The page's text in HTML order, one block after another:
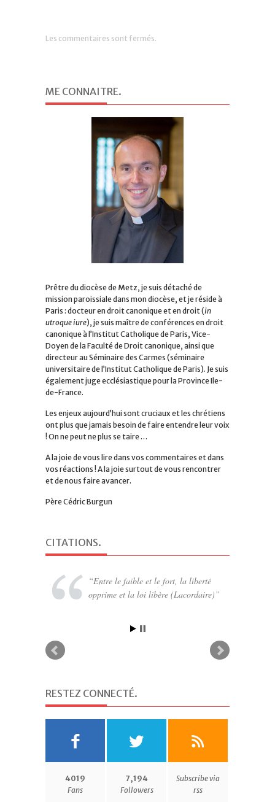
Les commentaires sont fermés.
ME CONNAITRE.
Prêtre du diocèse de Metz, je suis détaché de
mission paroissiale dans mon diocèse, et je réside à
Paris : docteur en droit canonique et en droit (in
utroque iure), je suis maître de conférences en droit
canonique à l’Institut Catholique de Paris, Vice-
Doyen de la Faculté de Droit canonique, ainsi que
directeur au Séminaire des Carmes (séminaire
universitaire de l’Institut Catholique de Paris). Je suis
également juge ecclésiastique pour la Province Ile-
de-France.
Les enjeux aujourd’hui sont cruciaux et les chrétiens
ont plus que jamais besoin de faire entendre leur voix
! On ne peut ne plus se taire …
A la joie de vous lire dans vos commentaires et dans
vos réactions ! A la joie surtout de vous rencontrer
et de nous faire avancer.
Père Cédric Burgun
CITATIONS.
Entre le faible et le fort, la liberté
opprime et la loi libère (Lacordaire)
RESTEZ CONNECTÉ.
4019
Fans
7,194
Followers
Subscribe via
rss